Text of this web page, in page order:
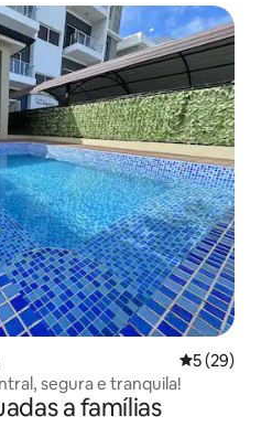
apreciados
5 (29)
segura e tranquila!
a famílias